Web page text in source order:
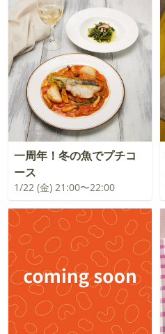
一周年！冬の魚でプチコ
ース
1/22 (金) 21:00〜22:00